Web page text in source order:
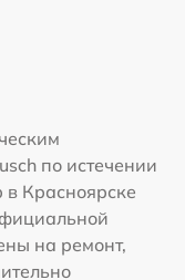
по истечении
Красноярске
на ремонт,